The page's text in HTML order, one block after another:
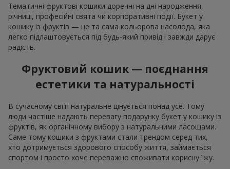
Тематичні фруктові кошики доречні на дні народження,
річниці, професійні свята чи корпоративні події. Букет у
кошику із фруктів — це та сама кольорова насолода, яка
легко підлаштовується під будь-який привід і завжди дарує
радість.
Фруктовий кошик — поєднання
естетики та натуральності
В сучасному світі натуральне цінується понад усе. Тому
люди частіше надають перевагу подарунку букет у кошику із
фруктів, як органічному вибору з натуральними ласощами.
Саме тому кошики з фруктами стали трендом серед тих,
хто дотримується здорового способу життя, займається
спортом і просто хоче переважно споживати корисну їжу.